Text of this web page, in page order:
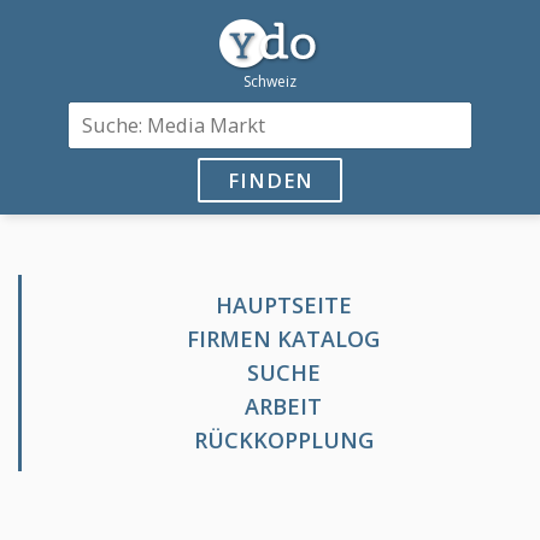
FINDEN
HAUPTSEITE
FIRMEN KATALOG
SUCHE
ARBEIT
RÜCKKOPPLUNG